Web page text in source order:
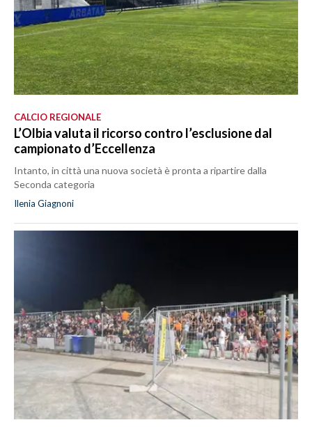
CALCIO REGIONALE
L’Olbia valuta il ricorso contro l’esclusione dal
campionato d’Eccellenza
Intanto, in città una nuova società è pronta a ripartire dalla
Seconda categoria
Ilenia Giagnoni